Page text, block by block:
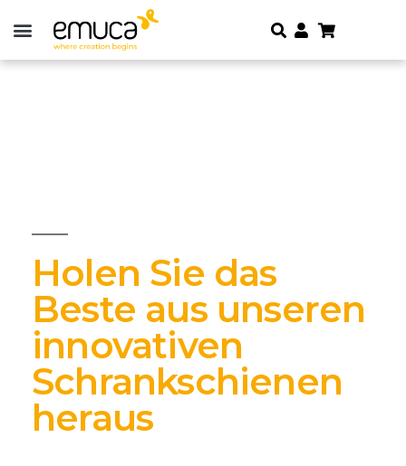
Holen Sie das
Beste aus unseren
innovativen
Schrankschienen
heraus